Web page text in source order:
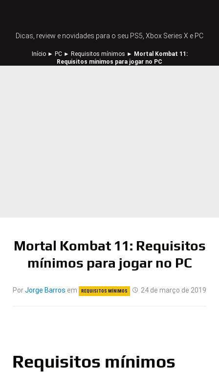
Dicas, review e novidades para o seu PS5, Xbox Series X e PC
Início► PC► Requisitos mínimos ► Mortal Kombat 11:
Requisitos mínimos para jogar no PC
Mortal Kombat 11: Requisitos
mínimos para jogar no PC
PorJorge Barros em REQUISITOS MÍNIMOS 24 de março de 2019
Requisitos mínimos